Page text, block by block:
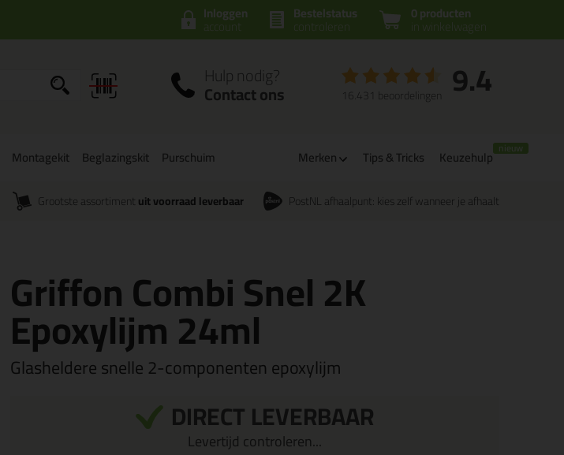
0 producten
in winkelwagen
Bestelstatus
controleren
Inloggen
account
Hulp nodig?
Contact ons 9.4
16.431 beoordelingen
Montagekit Beglazingskit Purschuim Merken Tips & Tricks Keuzehulp
Grootste assortiment uit voorraad leverbaar PostNL afhaalpunt: kies zelf wanneer je afhaalt
Griffon Combi Snel 2K
Epoxylijm 24ml
Glasheldere snelle 2-componenten epoxylijm
DIRECT LEVERBAAR
Levertijd controleren...